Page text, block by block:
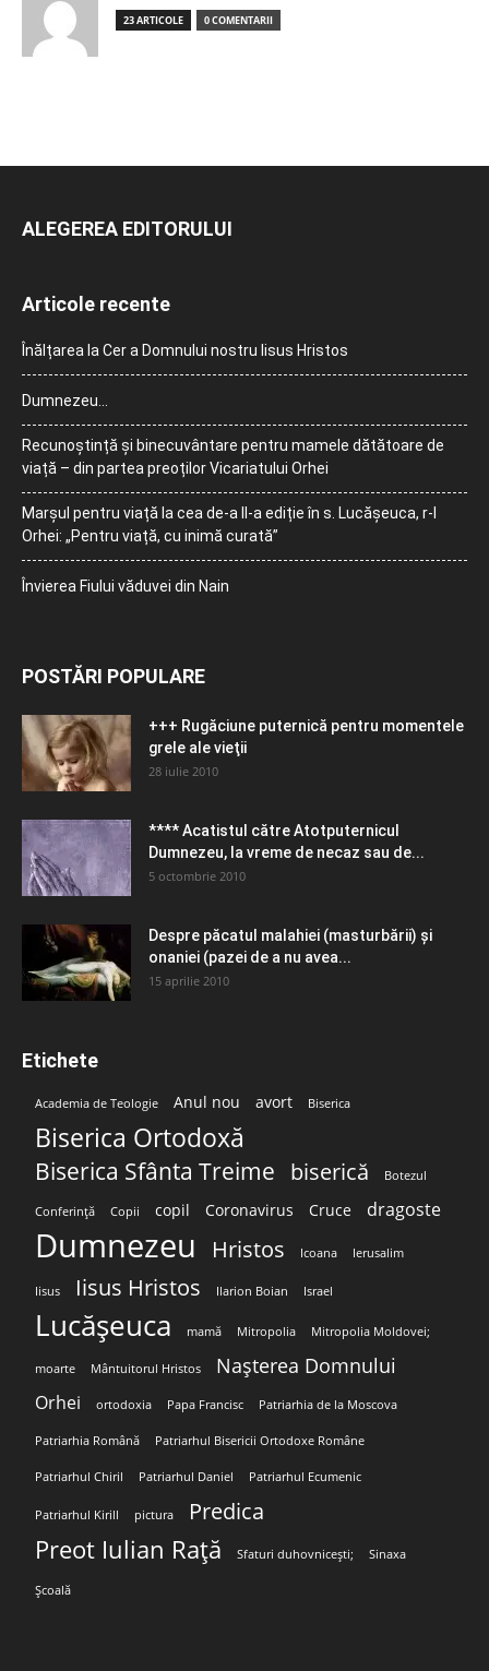
23 ARTICOLE 0 COMENTARII
ALEGEREA EDITORULUI
Articole recente
Înălțarea la Cer a Domnului nostru Iisus Hristos
Dumnezeu…
Recunoștință și binecuvântare pentru mamele dătătoare de
viață – din partea preoților Vicariatului Orhei
Marșul pentru viață la cea de-a II-a ediție în s. Lucășeuca, r-l
Orhei: „Pentru viață, cu inimă curată”
Învierea Fiului văduvei din Nain
POSTĂRI POPULARE
+++ Rugăciune puternică pentru momentele
grele ale vieţii
28 iulie 2010
**** Acatistul către Atotputernicul
Dumnezeu, la vreme de necaz sau de...
5 octombrie 2010
Despre păcatul malahiei (masturbării) şi
onaniei (pazei de a nu avea...
15 aprilie 2010
Etichete
Academia de Teologie Anul nou avort Biserica
Biserica Ortodoxă
Biserica Sfânta Treime biserică Botezul
Conferință Copii copil Coronavirus Cruce dragoste
Dumnezeu Hristos Icoana Ierusalim
Iisus Iisus Hristos Ilarion Boian Israel
Lucășeuca mamă Mitropolia Mitropolia Moldovei;
moarte Mântuitorul Hristos Nașterea Domnului
Orhei ortodoxia Papa Francisc Patriarhia de la Moscova
Patriarhia Română Patriarhul Bisericii Ortodoxe Române
Patriarhul Chiril Patriarhul Daniel Patriarhul Ecumenic
Patriarhul Kirill pictura Predica
Preot Iulian Rață Sfaturi duhovnicești; Sinaxa
Școală